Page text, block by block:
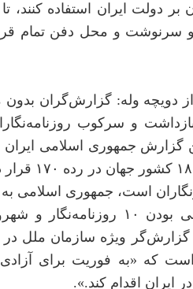
بر دولت ایران استفاده کنند، تا
سرنوشت و محل دفن تمام
دویچه وله: گزارش‌گران بدون
و سرکوب
گزارش جمهوری اسلامی ایران
کشور جهان در رده ۱۷۰ قرار
است، جمهوری اسلامی
بودن
۱۰ روزنامه‌نگار و
گزارش‌گر ویژه سازمان ملل
است که «به فوریت برای
ایران اقدام کند.».